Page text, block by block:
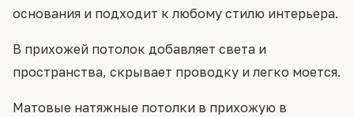
основания и подходит к любому стилю интерьера.
В прихожей потолок добавляет света и
пространства, скрывает проводку и легко моется.
Матовые натяжные потолки в прихожую в